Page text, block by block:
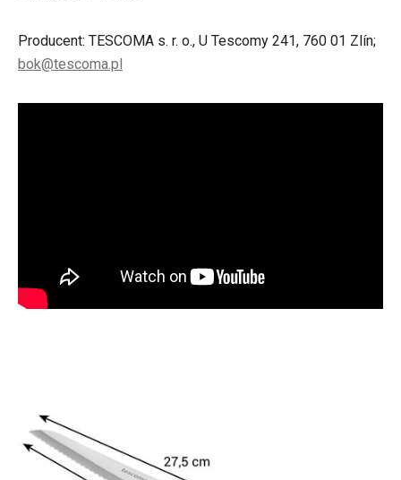
Producent: TESCOMA s. r. o., U Tescomy 241, 760 01 Zlín;
bok@tescoma.pl